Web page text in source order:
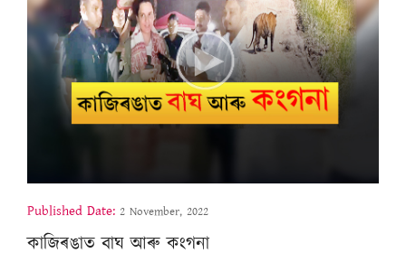
Published Date: 2 November, 2022
কাজিৰঙাত বাঘ আৰু কংগনা